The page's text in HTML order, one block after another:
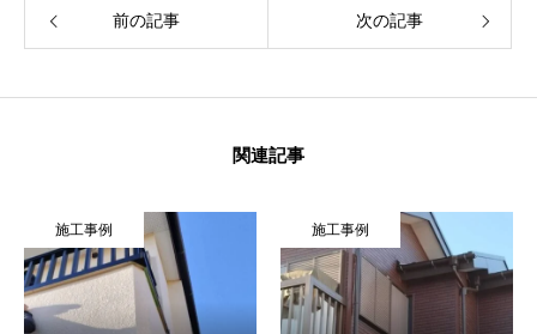
前の記事 次の記事
関連記事
施工事例 施工事例